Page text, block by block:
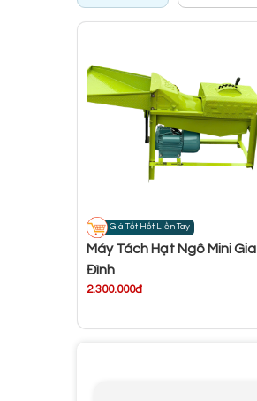
Giá Tốt Hốt Liền Tay
Máy Tách Hạt Ngô Mini Gia
Đình
2.300.000đ